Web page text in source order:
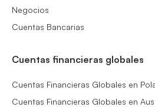
Negocios
Cuentas Bancarias
Cuentas financieras globales
Cuentas Financieras Globales en
Cuentas Financieras Globales en